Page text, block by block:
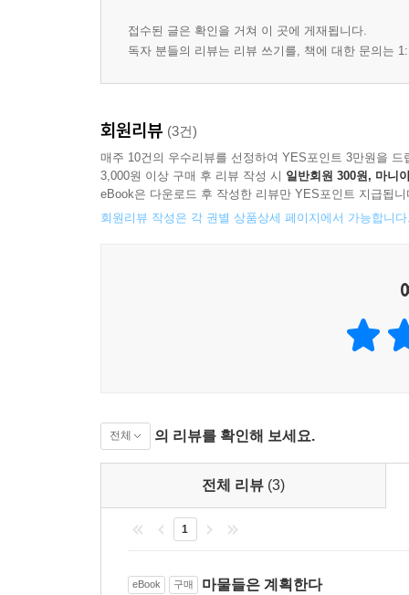
접수된 글은 확인을 거쳐 이 곳에 게재됩니다.
독자 분들의 리뷰는 리뷰 쓰기를, 책에 대한 문의는
회원리뷰 (3건)
매주 10건의 우수리뷰를 선정하여 YES포인트 3만원을 드
3,000원 이상 구매 후 리뷰 작성 시 일반회원 300원, 마니
eBook은 다운로드 후 작성한 리뷰만 YES포인트 지급됩니
회원리뷰 작성은 각 권별 상품상세 페이지에서 가능합니
전체 의 리뷰를 확인해 보세요.
전체 리뷰 (3)
1
eBook 구매 마물들은 계획한다